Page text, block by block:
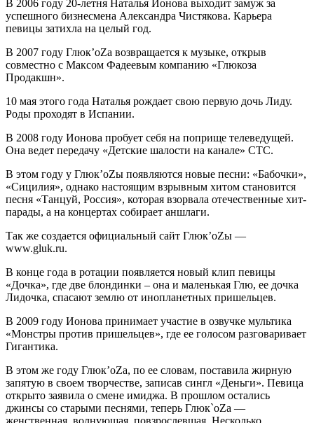
В 2006 году 20-летня Наталья Ионова выходит замуж за
успешного бизнесмена Александра Чистякова. Карьера
певицы затихла на целый год.
В 2007 году Глюк’oZа возвращается к музыке, открыв
совместно с Максом Фадеевым компанию «Глюкоза
Продакшн».
10 мая этого года Наталья рождает свою первую дочь Лиду.
Роды проходят в Испании.
В 2008 году Ионова пробует себя на поприще телеведущей.
Она ведет передачу «Детские шалости на канале» СТС.
В этом году у Глюк’oZы появляются новые песни: «Бабочки»,
«Сицилия», однако настоящим взрывным хитом становится
песня «Танцуй, Россия», которая взорвала отечественные хит-
парады, а на концертах собирает аншлаги.
Так же создается официальный сайт Глюк’oZы —
www.gluk.ru.
В конце года в ротации появляется новый клип певицы
«Дочка», где две блондинки – она и маленькая Глю, ее дочка
Лидочка, спасают землю от инопланетных пришельцев.
В 2009 году Ионова принимает участие в озвучке мультика
«Монстры против пришельцев», где ее голосом разговаривает
Гигантика.
В этом же году Глюк’oZа, по ее словам, поставила жирную
запятую в своем творчестве, записав сингл «Деньги». Певица
открыто заявила о смене имиджа. В прошлом остались
джинсы со старыми песнями, теперь Глюк`oZа —
женственная, волнующая, повзрослевшая. Несколько